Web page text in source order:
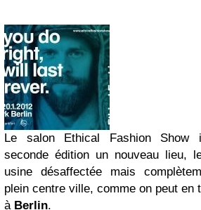
Le salon Ethical Fashion Show
seconde édition un nouveau lieu,
usine désaffectée mais
plein centre ville, comme on peut en
à Berlin.